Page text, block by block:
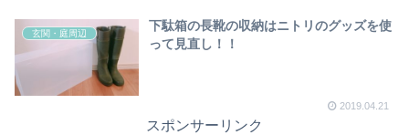
玄関・庭周辺
下駄箱の長靴の収納はニトリのグッズを使
って見直し！！
2019.04.21
スポンサーリンク